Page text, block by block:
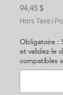
94,45 $Prix
Hors Taxe |
Obligatoire :
et validez-le
compatibles »